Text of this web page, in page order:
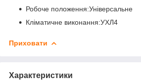
Робоче положення:Універсальне
Кліматичне виконання:УХЛ4
Приховати
Характеристики